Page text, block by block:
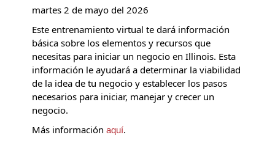
martes 2 de mayo del 2026
Este entrenamiento virtual te dará información
básica sobre los elementos y recursos que
necesitas para iniciar un negocio en Illinois. Esta
información le ayudará a determinar la viabilidad
de la idea de tu negocio y establecer los pasos
necesarios para iniciar, manejar y crecer un
negocio.
Más información aquí.